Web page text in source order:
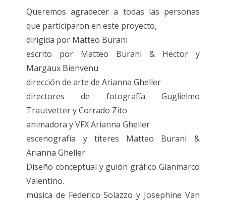
Queremos agradecer a todas las personas
que participaron en este proyecto,
dirigida por Matteo Burani
escrito por Matteo Burani & Hector y
Margaux Bienvenu
dirección de arte de Arianna Gheller
directores de fotografía Guglielmo
Trautvetter y Corrado Zito
animadora y VFX Arianna Gheller
escenografía y títeres Matteo Burani &
Arianna Gheller
Diseño conceptual y guión gráfico Gianmarco
Valentino.
música de Federico Solazzo y Josephine Van